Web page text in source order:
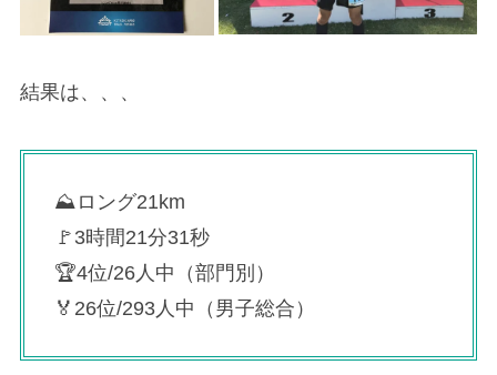
結果は、、、
⛰ロング21km
🚩3時間21分31秒
🏆4位/26人中（部門別）
🏅26位/293人中（男子総合）